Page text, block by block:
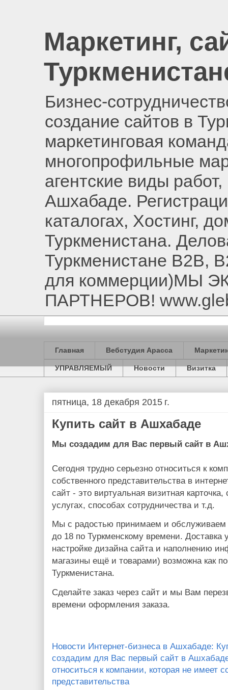
Маркетинг,
Бизнес-
создание сайтов в
маркетинговая
многопрофильные
агентские виды
Ашхабаде.
каталогах, Хостинг,
Туркменистана.
Туркменистане B2B,
для коммерции)МЫ
ПАРТНЕРОВ!
Главная Вебстудия Арасса
УПРАВЛЯЕМЫЙ Новости Визитка
пятница, 18 декабря 2015 г.
Купить сайт в Ашхабаде
Мы создадим для Вас первый сайт в
Сегодня трудно серьезно относиться к
собственного представительства в
сайт - это виртуальная визитная
услугах, способах сотрудничества и т.д.
Мы с радостью принимаем и обслуживаем
до 18 по Туркменскому времени. Доставка
настройке дизайна сайта и наполнению
магазины ещё и товарами) возможна как
Туркменистана.
Сделайте заказ через сайт и мы Вам
времени оформления заказа.
Новости Интернет-бизнеса в Ашхабаде:
создадим для Вас первый сайт в
относиться к компании, которая не имеет
представительства